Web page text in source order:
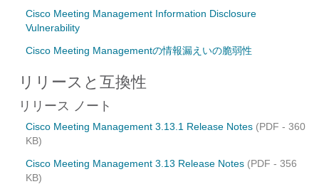
Cisco Meeting Management Information Disclosure
Vulnerability
Cisco Meeting Managementの情報漏えいの脆弱性
リリースと互換性
リリース ノート
Cisco Meeting Management 3.13.1 Release Notes (PDF - 360
KB)
Cisco Meeting Management 3.13 Release Notes (PDF - 356
KB)